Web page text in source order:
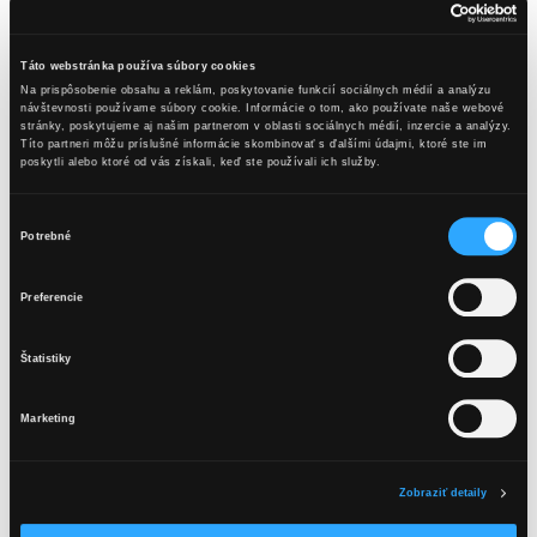
Táto webstránka používa súbory cookies
Na prispôsobenie obsahu a reklám, poskytovanie funkcií sociálnych médií a analýzu
návštevnosti používame súbory cookie. Informácie o tom, ako používate naše webové
stránky, poskytujeme aj našim partnerom v oblasti sociálnych médií, inzercie a analýzy.
Títo partneri môžu príslušné informácie skombinovať s ďalšími údajmi, ktoré ste im
poskytli alebo ktoré od vás získali, keď ste používali ich služby.
Potrebné
Preferencie
Štatistiky
Marketing
Zobraziť detaily
Ingrediencie:
40 ml Karpatské KB Hruška
1 barová/kávová lyžica vanilkového cukru
150 ml džús z čiernych ríbezlí
Príprava v domácnosti:
Džús s cukrom ohrejeme v menšej nádobe na cca 70 stupňov.
Prilejeme Karpatské KB Hruška a hotový nápoj prelejeme do
teplovzdorného skleného pohára alebo šálky. Ozdobíme.
Príprava v bare: